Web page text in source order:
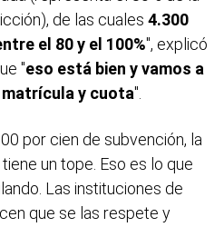
de las cuales 4.300
el 80 y el 100%", explicó
"eso está bien y vamos a
y cuota".
por cien de subvención, la
un tope. Eso es lo que
Las instituciones de
que se las respete y